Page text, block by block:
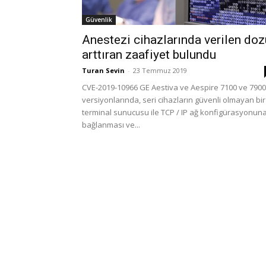
Güvenlik
Anestezi cihazlarında verilen
arttıran zaafiyet bulundu
Turan Sevin - 23 Temmuz 2019
CVE-2019-10966 GE Aestiva ve Aespire 7100 ve 7900
versiyonlarında, seri cihazların güvenli olmayan bir
terminal sunucusu ile TCP / IP ağ konfigürasyonuna
bağlanması ve...